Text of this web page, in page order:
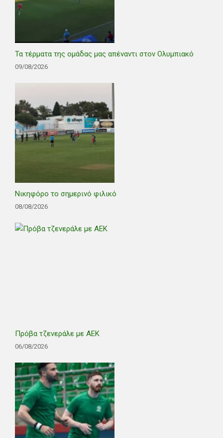
Τα τέρματα της ομάδας μας απέναντι στον Ολυμπιακό
09/08/2026
Νικηφόρο το σημερινό φιλικό
08/08/2026
Πρόβα τζενεράλε με ΑΕΚ
06/08/2026